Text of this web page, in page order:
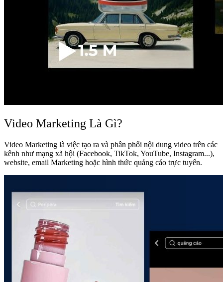
Video Marketing Là Gì?
Video Marketing là việc tạo ra và phân phối nội dung video trên các
kênh như mạng xã hội (Facebook, TikTok, YouTube, Instagram...),
website, email Marketing hoặc hình thức quảng cáo trực tuyến.